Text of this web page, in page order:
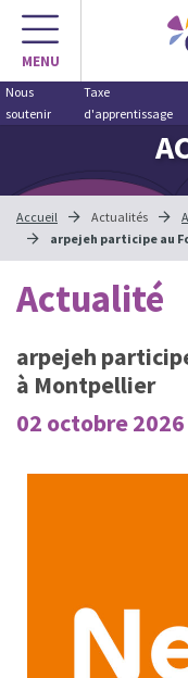
MENU
Nous
soutenir
Taxe
d'apprentissage
Accueil Actualités
arpejeh participe au
Actualité
arpejeh
à Montpellier
02 octobre